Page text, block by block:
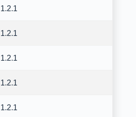
1.2.1
1.2.1
1.2.1
1.2.1
1.2.1